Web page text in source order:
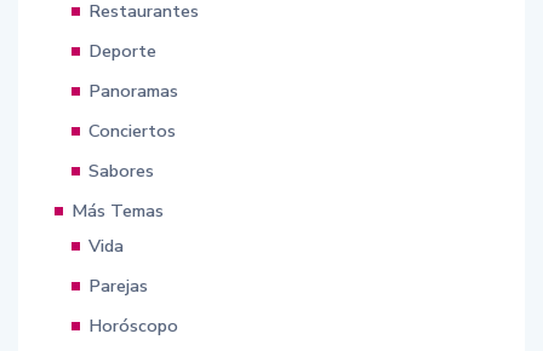
Restaurantes
Deporte
Panoramas
Conciertos
Sabores
Más Temas
Vida
Parejas
Horóscopo